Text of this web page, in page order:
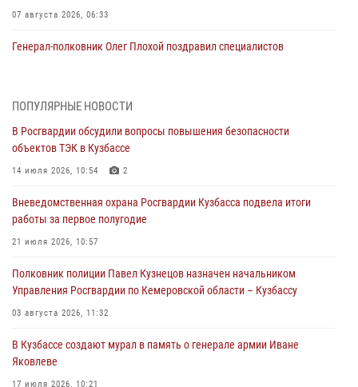
07 августа 2026, 06:33
Генерал-полковник Олег Плохой поздравил специалистов
07 августа 2026, 05:32
С 1 сентября 2026 года вступает в силу новый федеральный закон о
частной охранной деятельности
06 августа 2026, 10:19
Росгвардейцы задержали предполагаемого виновника причинения
ножевого ранения кемеровчанину
06 августа 2026, 09:18
Росгвардейцы задержали мужчину, повредившего имущество
горожанки
06 августа 2026, 08:17
Росгвардейцы пресекли противоправные действия и защитили
новокузнечанку от агрессивного знакомого
ПОПУЛЯРНЫЕ НОВОСТИ
В Росгвардии обсудили вопросы повышения безопасности
объектов ТЭК в Кузбассе
14 июля 2026, 10:54 2
Вневедомственная охрана Росгвардии Кузбасса подвела итоги
работы за первое полугодие
21 июля 2026, 10:57
Полковник полиции Павел Кузнецов назначен начальником
Управления Росгвардии по Кемеровской области – Кузбассу
03 августа 2026, 11:32
В Кузбассе создают мурал в память о генерале армии Иване
Яковлеве
17 июля 2026, 10:21